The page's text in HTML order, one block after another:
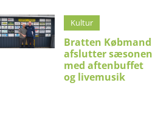
Kultur
Bratten Købmand
afslutter sæsonen
med aftenbuffet
og livemusik